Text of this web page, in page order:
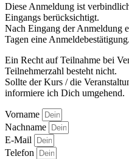
Diese Anmeldung ist
Eingangs berücksichtigt.
Nach Eingang der Anmeldung
Tagen eine Anmeldebestätigung.
Ein Recht auf Teilnahme bei
Teilnehmerzahl besteht nicht.
Sollte der Kurs / die
informiere ich Dich umgehend.
Vorname
Nachname
E-Mail
Telefon